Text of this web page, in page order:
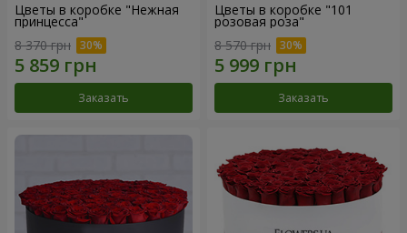
Цветы в коробке "Нежная
принцесса"
8 370 грн
Заказать
Цветы в коробке "101
розовая роза"
8 570 грн
Заказать